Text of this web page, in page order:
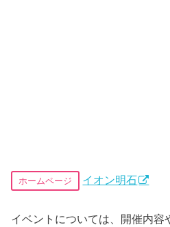
ホームページ イオン明石
イベントについては、開催内容